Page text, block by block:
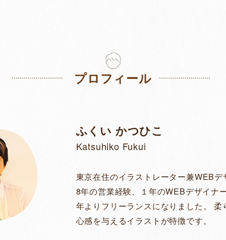
プロフィール
ふくい かつひこ
Katsuhiko Fukui
東京在住のイラストレーター兼WEBデ
8年の営業経験、１年のWEBデザイナ
年よりフリーランスになりました。
心感を与えるイラストが特徴です。